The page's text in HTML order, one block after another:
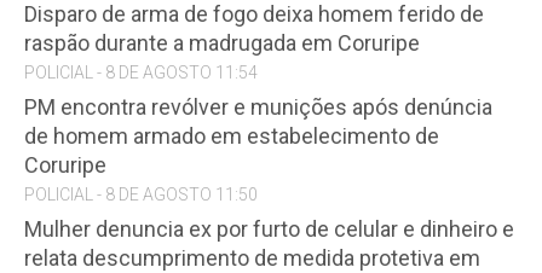
Disparo de arma de fogo deixa homem ferido de
raspão durante a madrugada em Coruripe
POLICIAL - 8 DE AGOSTO 11:54
PM encontra revólver e munições após denúncia
de homem armado em estabelecimento de
Coruripe
POLICIAL - 8 DE AGOSTO 11:50
Mulher denuncia ex por furto de celular e dinheiro e
relata descumprimento de medida protetiva em